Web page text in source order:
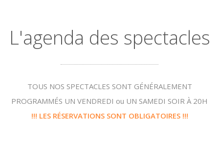
L'agenda des spectacles
TOUS NOS SPECTACLES SONT GÉNÉRALEMENT
PROGRAMMÉS UN VENDREDI ou UN SAMEDI SOIR À 20H
!!! LES RÉSERVATIONS SONT OBLIGATOIRES !!!